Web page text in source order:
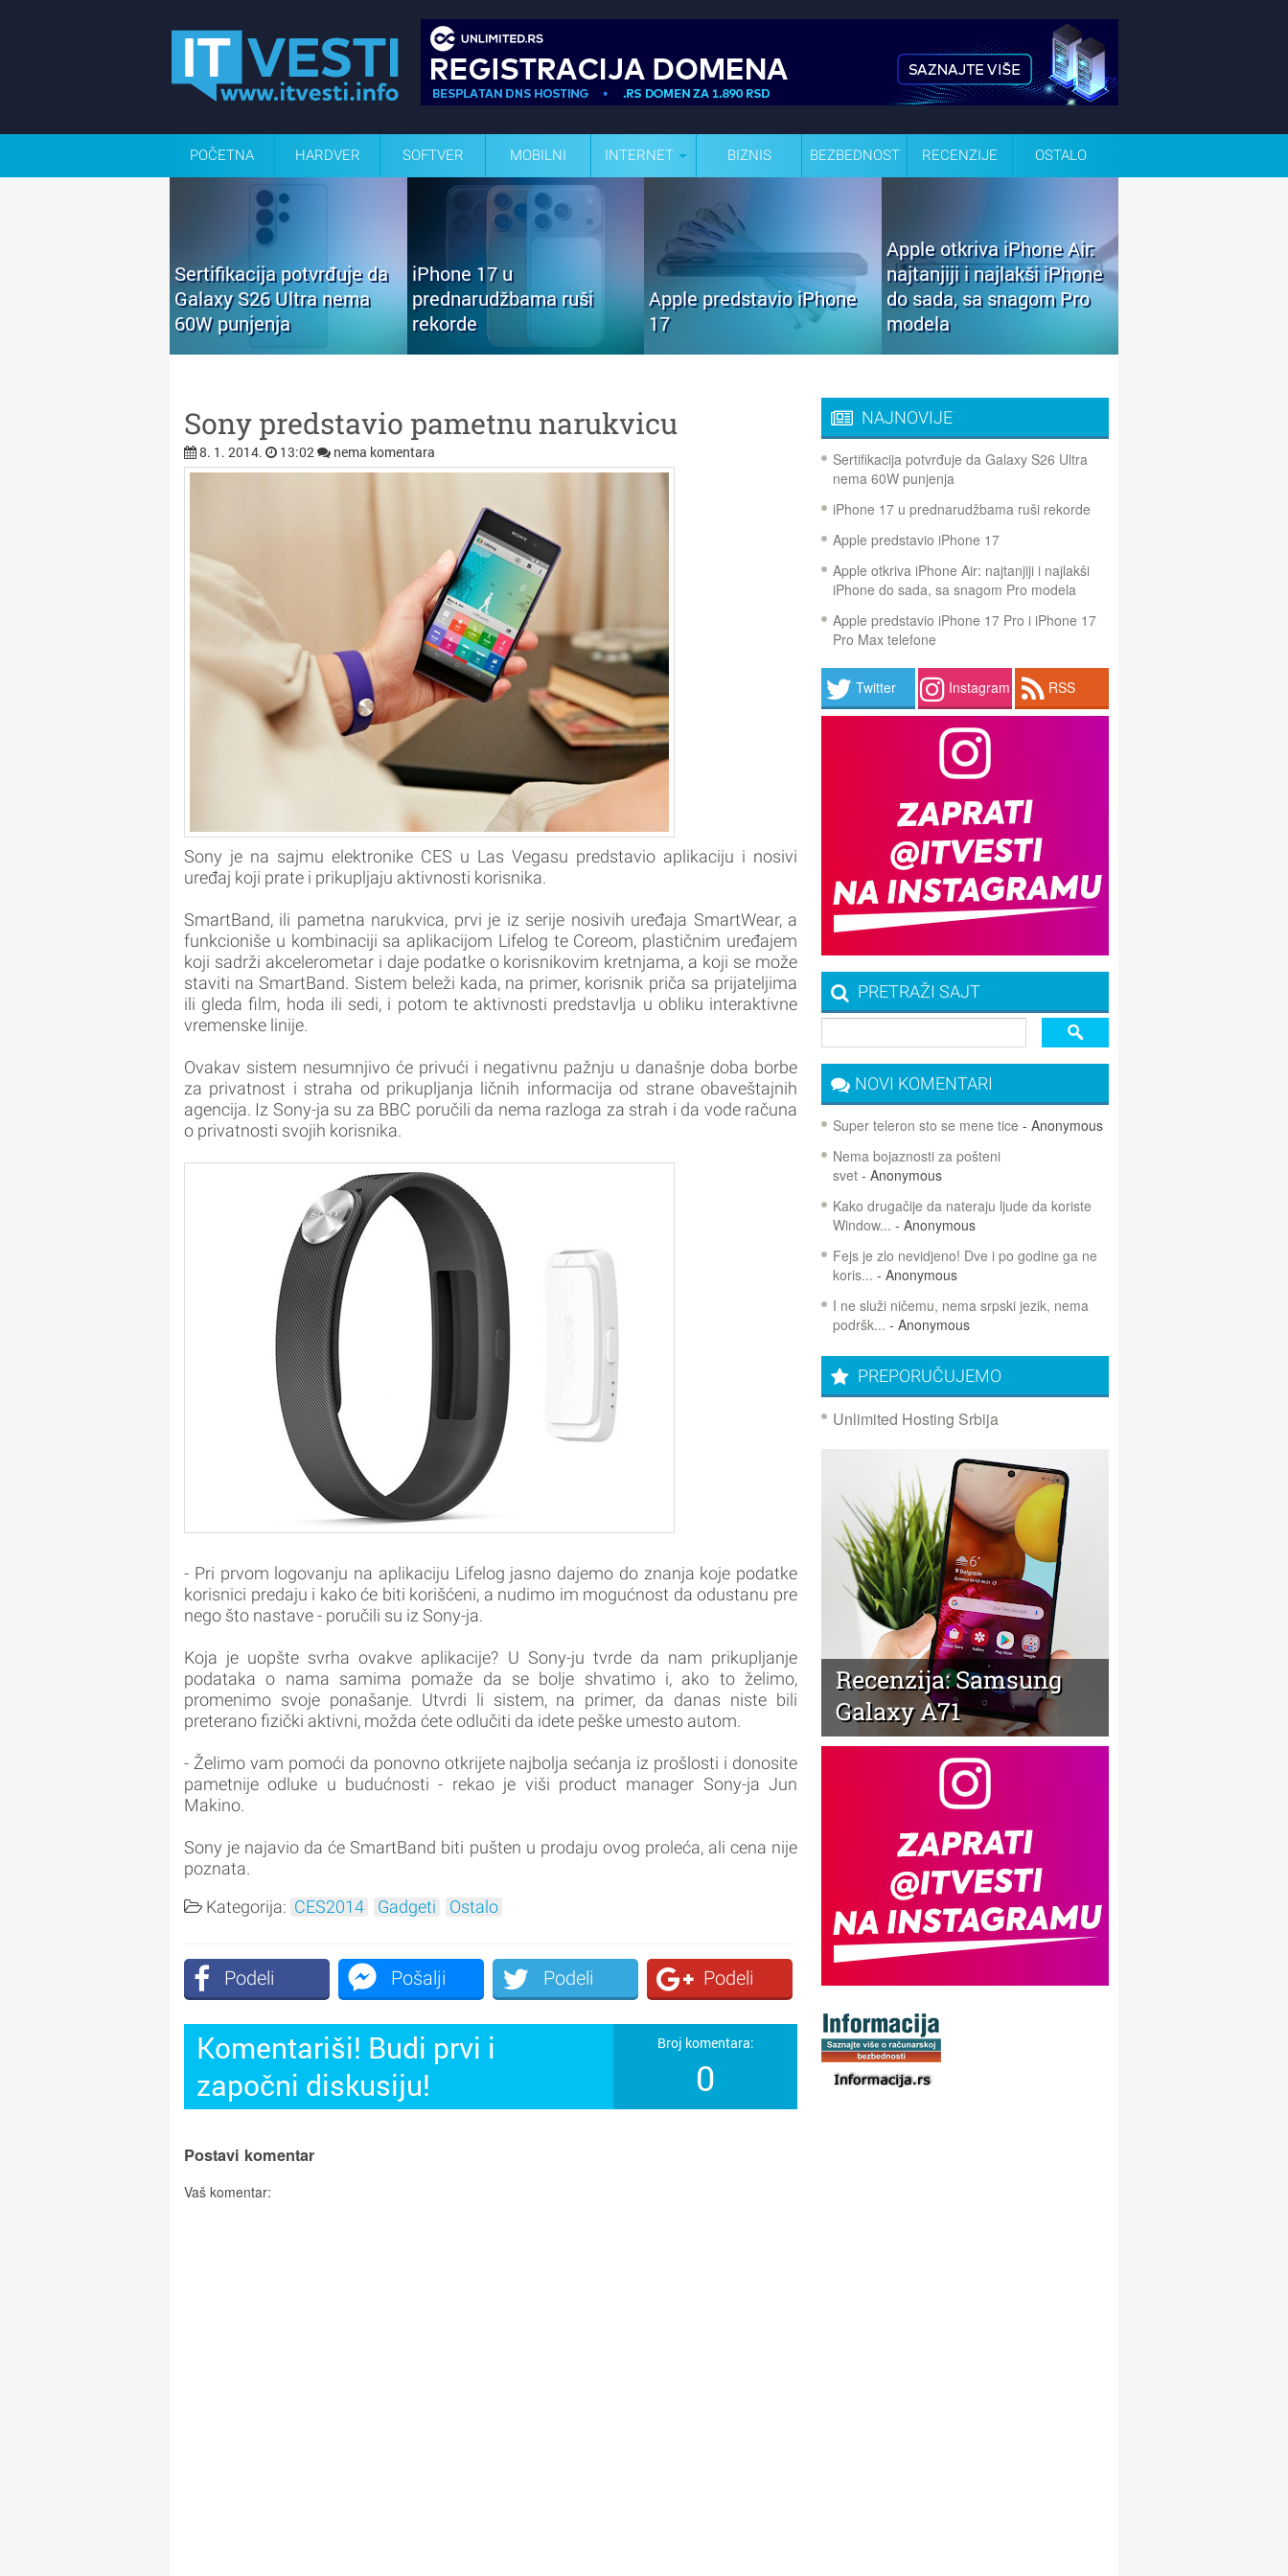
POČETNA HARDVER SOFTVER MOBILNI INTERNET BIZNIS BEZBEDNOST RECENZIJE OSTALO
Sertifikacija potvrđuje da
Galaxy S26 Ultra nema
60W punjenja
iPhone 17 u
prednarudžbama ruši
rekorde
Apple predstavio iPhone
17
Apple otkriva iPhone Air:
najtanjiji i najlakši iPhone
do sada, sa snagom Pro
modela
Sony predstavio pametnu narukvicu
8. 1. 2014. 13:02 nema komentara
Sony je na sajmu elektronike CES u Las Vegasu predstavio aplikaciju i nosivi
uređaj koji prate i prikupljaju aktivnosti korisnika.
SmartBand, ili pametna narukvica, prvi je iz serije nosivih uređaja SmartWear, a
funkcioniše u kombinaciji sa aplikacijom Lifelog te Coreom, plastičnim uređajem
koji sadrži akcelerometar i daje podatke o korisnikovim kretnjama, a koji se može
staviti na SmartBand. Sistem beleži kada, na primer, korisnik priča sa prijateljima
ili gleda film, hoda ili sedi, i potom te aktivnosti predstavlja u obliku interaktivne
vremenske linije.
Ovakav sistem nesumnjivo će privući i negativnu pažnju u današnje doba borbe
za privatnost i straha od prikupljanja ličnih informacija od strane obaveštajnih
agencija. Iz Sony-ja su za BBC poručili da nema razloga za strah i da vode računa
o privatnosti svojih korisnika.
- Pri prvom logovanju na aplikaciju Lifelog jasno dajemo do znanja koje podatke
korisnici predaju i kako će biti korišćeni, a nudimo im mogućnost da odustanu pre
nego što nastave - poručili su iz Sony-ja.
Koja je uopšte svrha ovakve aplikacije? U Sony-ju tvrde da nam prikupljanje
podataka o nama samima pomaže da se bolje shvatimo i, ako to želimo,
promenimo svoje ponašanje. Utvrdi li sistem, na primer, da danas niste bili
preterano fizički aktivni, možda ćete odlučiti da idete peške umesto autom.
- Želimo vam pomoći da ponovno otkrijete najbolja sećanja iz prošlosti i donosite
pametnije odluke u budućnosti - rekao je viši product manager Sony-ja Jun
Makino.
Sony je najavio da će SmartBand biti pušten u prodaju ovog proleća, ali cena nije
poznata.
Kategorija: CES2014 Gadgeti Ostalo
Podeli Pošalji Podeli Podeli
Komentariši! Budi prvi i
započni diskusiju!
Broj komentara:
0
Postavi komentar
Vaš komentar:
NAJNOVIJE
Sertifikacija potvrđuje da Galaxy S26 Ultra
nema 60W punjenja
iPhone 17 u prednarudžbama ruši rekorde
Apple predstavio iPhone 17
Apple otkriva iPhone Air: najtanjiji i najlakši
iPhone do sada, sa snagom Pro modela
Apple predstavio iPhone 17 Pro i iPhone 17
Pro Max telefone
Twitter Instagram RSS
PRETRAŽI SAJT
NOVI KOMENTARI
Super teleron sto se mene tice - Anonymous
Nema bojaznosti za pošteni
svet - Anonymous
Kako drugačije da nateraju ljude da koriste
Window... - Anonymous
Fejs je zlo nevidjeno! Dve i po godine ga ne
koris... - Anonymous
I ne služi ničemu, nema srpski jezik, nema
podršk... - Anonymous
PREPORUČUJEMO
Unlimited Hosting Srbija
Recenzija: Samsung
Galaxy A71